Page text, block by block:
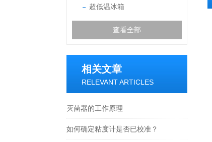
超低温冰箱
查看全部
相关文章
RELEVANT ARTICLES
灭菌器的工作原理
如何确定粘度计是否已校准？